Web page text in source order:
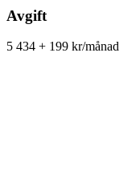
Avgift
5 434 + 199 kr/månad